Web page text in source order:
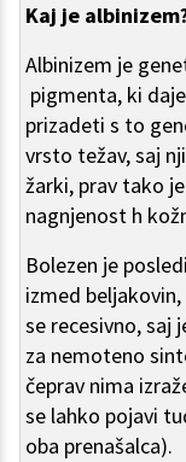
Kaj je
Albinizem je
pigmenta, ki
prizadeti s to
vrsto težav, saj
žarki, prav tako
nagnjenost h
Bolezen je
izmed
se recesivno, saj
za nemoteno
čeprav nima
se lahko pojavi
oba prenašalca).